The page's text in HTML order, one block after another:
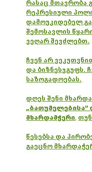
რასაც მთავრობა
რეპრესიული
დამოუკიდებელ
შემოსავლის
ვეღარ შევძლებთ.
ჩვენ არ
და ბიზნესჯგუფს.
საზოგადოებას.
დღეს შენი
„ბათუმელებისა“
მხარდამჭერი,
წესებსა და
გაეცნო